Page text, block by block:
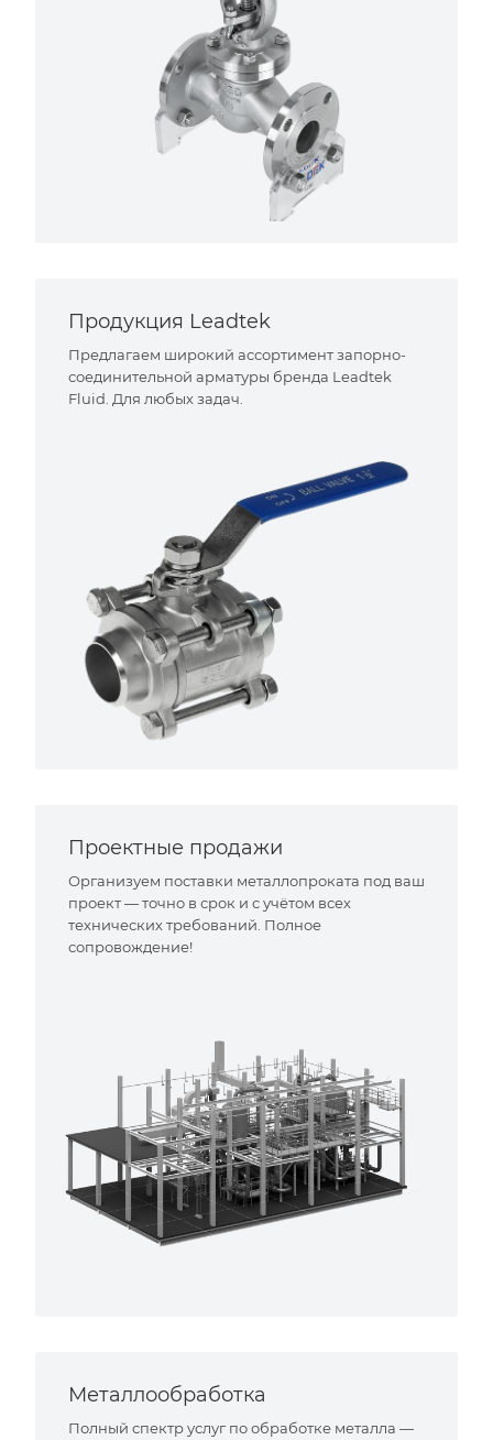
Продукция Leadtek
Предлагаем широкий ассортимент запорно-
соединительной арматуры бренда Leadtek
Fluid. Для любых задач.
Проектные продажи
Организуем поставки металлопроката под ваш
проект — точно в срок и с учётом всех
технических требований. Полное
сопровождение!
Металлообработка
Полный спектр услуг по обработке металла —